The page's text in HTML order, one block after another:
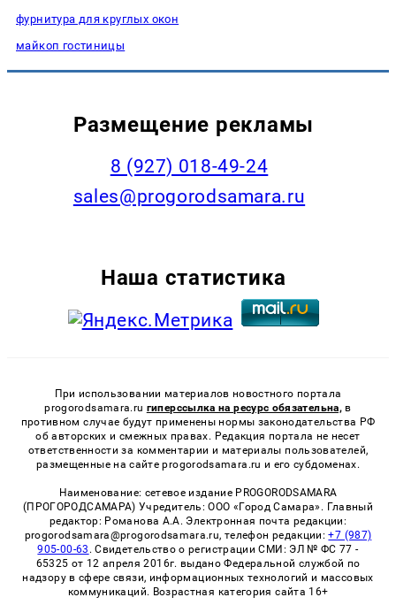
фурнитура для круглых окон
майкоп гостиницы
Размещение рекламы
8 (927) 018-49-24
sales@progorodsamara.ru
Наша статистика
При использовании материалов новостного портала
progorodsamara.ru гиперссылка на ресурс обязательна, в
противном случае будут применены нормы законодательства РФ
об авторских и смежных правах. Редакция портала не несет
ответственности за комментарии и материалы пользователей,
размещенные на сайте progorodsamara.ru и его субдоменах.
Наименование: сетевое издание PROGORODSAMARA
(ПРОГОРОДСАМАРА) Учредитель: ООО «Город Самара». Главный
редактор: Романова А.А. Электронная почта редакции:
progorodsamara@progorodsamara.ru, телефон редакции:+7 (987)
905-00-63 . Свидетельство о регистрации СМИ: ЭЛ № ФС 77 -
65325 от 12 апреля 2016г. выдано Федеральной службой по
надзору в сфере связи, информационных технологий и массовых
коммуникаций. Возрастная категория сайта 16+